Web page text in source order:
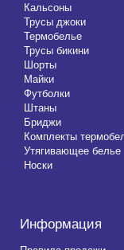
Кальсоны
Трусы джоки
Термобелье
Трусы бикини
Шорты
Майки
Футболки
Штаны
Бриджи
Комплекты
Утягивающее белье
Носки
Информация